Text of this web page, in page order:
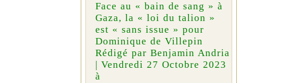
Face au « bain de sang » à
Gaza, la « loi du talion »
est « sans issue » pour
Dominique de Villepin
Rédigé par Benjamin Andria
| Vendredi 27 Octobre 2023
à